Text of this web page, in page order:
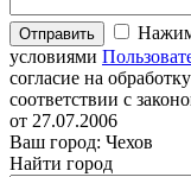
Отправить
условиями
согласие на
соответствии с
от 27.07.2006
Ваш город: Чехов
Найти город